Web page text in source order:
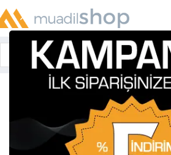
Anasayfa»Muadil Tonerler